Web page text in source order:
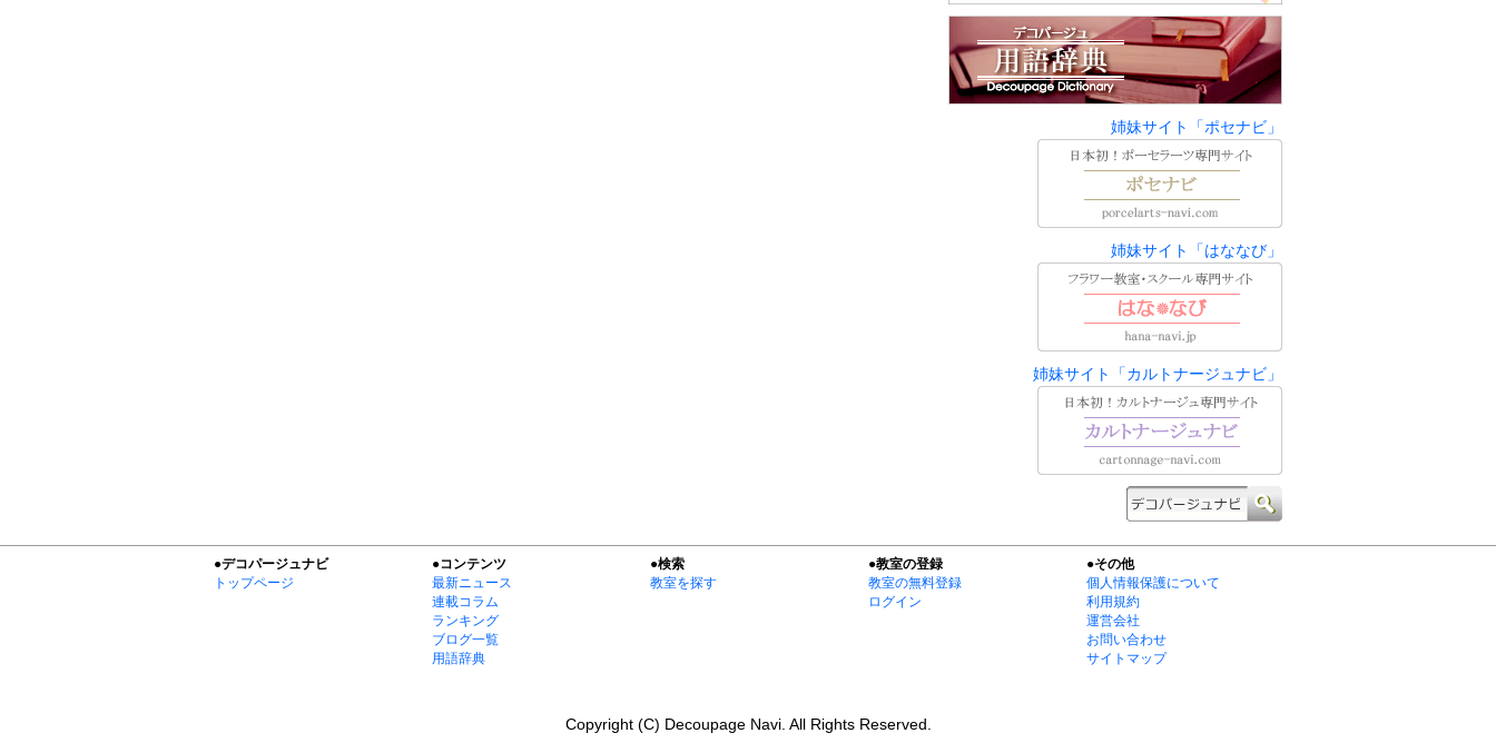
姉妹サイト「ポセナビ」
姉妹サイト「はななび」
姉妹サイト「カルトナージュナビ」
●デコパージュナビ
トップページ
●コンテンツ
最新ニュース
連載コラム
ランキング
ブログ一覧
用語辞典
●検索
教室を探す
●教室の登録
教室の無料登録
ログイン
●その他
個人情報保護について
利用規約
運営会社
お問い合わせ
サイトマップ
Copyright (C) Decoupage Navi. All Rights Reserved.